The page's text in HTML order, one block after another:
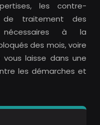
les contre-
traitement des
à la
des mois, voire
laisse dans une
les démarches et